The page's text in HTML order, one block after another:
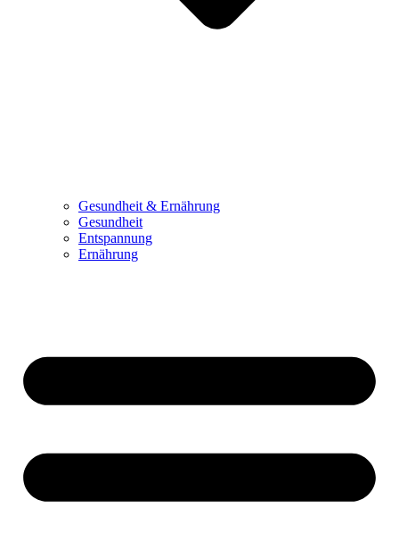
Gesundheit & Ernährung
Gesundheit
Entspannung
Ernährung